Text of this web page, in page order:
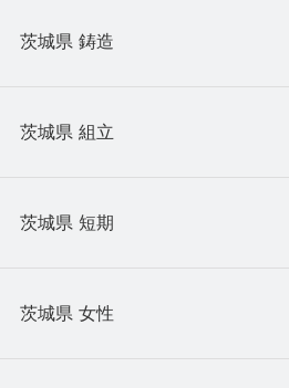
茨城県 鋳造
茨城県 組立
茨城県 短期
茨城県 女性